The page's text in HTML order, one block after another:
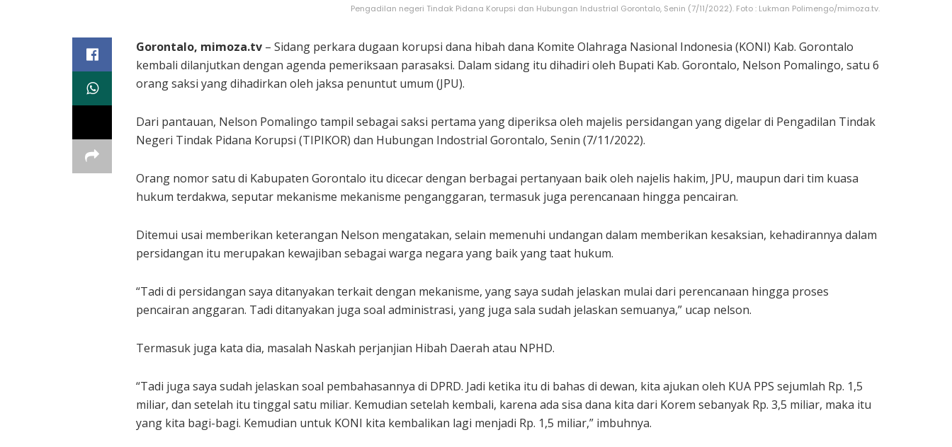
Pengadilan negeri Tindak Pidana Korupsi dan Hubungan Industrial Gorontalo, Senin (7/11/2022). Foto : Lukman Polimengo/mimoza.tv.
Gorontalo, mimoza.tv – Sidang perkara dugaan korupsi dana hibah dana Komite Olahraga Nasional Indonesia (KONI) Kab. Gorontalo
kembali dilanjutkan dengan agenda pemeriksaan parasaksi. Dalam sidang itu dihadiri oleh Bupati Kab. Gorontalo, Nelson Pomalingo, satu 6
orang saksi yang dihadirkan oleh jaksa penuntut umum (JPU).
Dari pantauan, Nelson Pomalingo tampil sebagai saksi pertama yang diperiksa oleh majelis persidangan yang digelar di Pengadilan Tindak
Negeri Tindak Pidana Korupsi (TIPIKOR) dan Hubungan Indostrial Gorontalo, Senin (7/11/2022).
Orang nomor satu di Kabupaten Gorontalo itu dicecar dengan berbagai pertanyaan baik oleh najelis hakim, JPU, maupun dari tim kuasa
hukum terdakwa, seputar mekanisme mekanisme penganggaran, termasuk juga perencanaan hingga pencairan.
Ditemui usai memberikan keterangan Nelson mengatakan, selain memenuhi undangan dalam memberikan kesaksian, kehadirannya dalam
persidangan itu merupakan kewajiban sebagai warga negara yang baik yang taat hukum.
“Tadi di persidangan saya ditanyakan terkait dengan mekanisme, yang saya sudah jelaskan mulai dari perencanaan hingga proses
pencairan anggaran. Tadi ditanyakan juga soal administrasi, yang juga sala sudah jelaskan semuanya,” ucap nelson.
Termasuk juga kata dia, masalah Naskah perjanjian Hibah Daerah atau NPHD.
“Tadi juga saya sudah jelaskan soal pembahasannya di DPRD. Jadi ketika itu di bahas di dewan, kita ajukan oleh KUA PPS sejumlah Rp. 1,5
miliar, dan setelah itu tinggal satu miliar. Kemudian setelah kembali, karena ada sisa dana kita dari Korem sebanyak Rp. 3,5 miliar, maka itu
yang kita bagi-bagi. Kemudian untuk KONI kita kembalikan lagi menjadi Rp. 1,5 miliar,” imbuhnya.